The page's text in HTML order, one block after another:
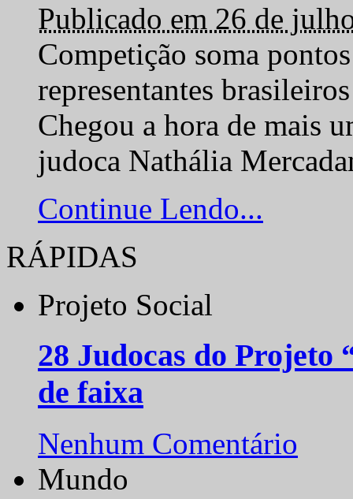
Publicado em 26 de
Competição soma
representantes
Chegou a hora de mais
judoca Nathália
Continue Lendo...
RÁPIDAS
Projeto Social
28 Judocas do
de faixa
Nenhum Comentário
Mundo